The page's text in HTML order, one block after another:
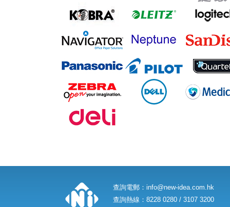
查詢電郵： info@new-idea.com.hk
查詢熱線：8228 0280 / 3107 3200